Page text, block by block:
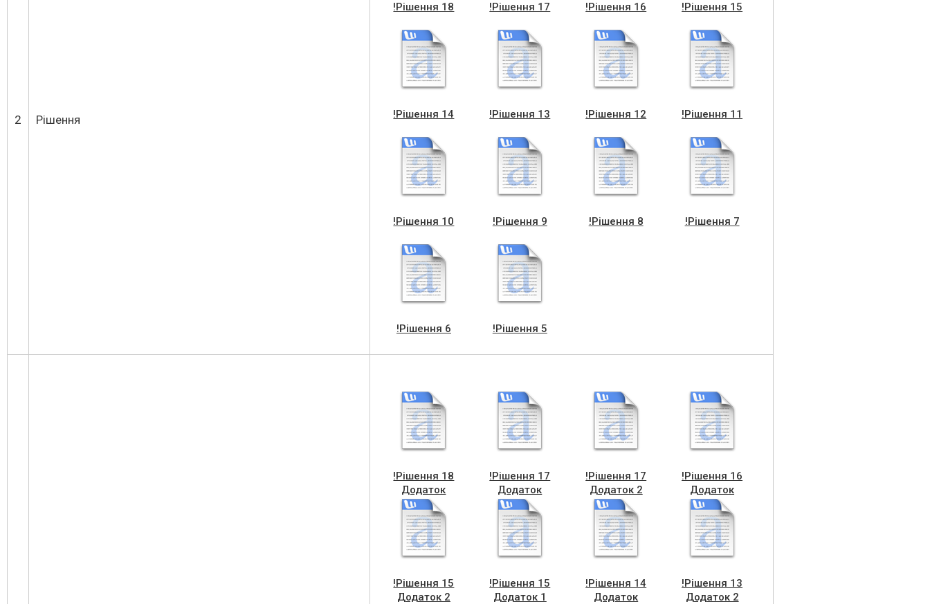
2 Рішення
!Рішення 18 !Рішення 17 !Рішення 16 !Рішення 15
!Рішення 14 !Рішення 13 !Рішення 12 !Рішення 11
!Рішення 10 !Рішення 9 !Рішення 8 !Рішення 7
!Рішення 6 !Рішення 5
!Рішення 18
Додаток
!Рішення 17
Додаток
!Рішення 17
Додаток 2
!Рішення 16
Додаток
!Рішення 15
Додаток 2
!Рішення 15
Додаток 1
!Рішення 14
Додаток
!Рішення 13
Додаток 2